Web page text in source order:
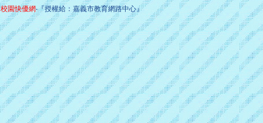
校園快優網‧『授權給：嘉義市教育網路中心』